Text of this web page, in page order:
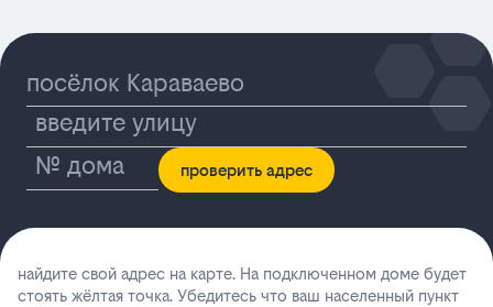
посёлок Караваево
проверить адрес
найдите свой адрес на карте. На подключенном доме будет
стоять жёлтая точка. Убедитесь что ваш населенный пункт